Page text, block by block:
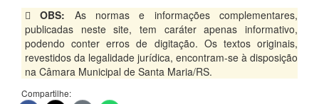
OBS: As normas e informações complementares,
publicadas neste site, tem caráter apenas informativo,
podendo conter erros de digitação. Os textos originais,
revestidos da legalidade jurídica, encontram-se à disposição
na Câmara Municipal de Santa Maria/RS.
Compartilhe: